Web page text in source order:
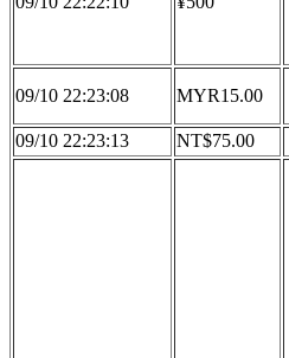
09/10 22:23:08 MYR15.00
09/10 22:23:13 NT$75.00